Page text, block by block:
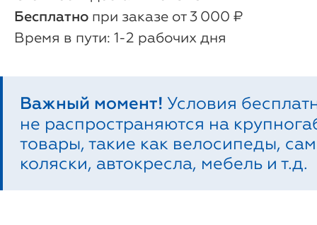
Бесплатно при заказе от 3 000 ₽
1-2 рабочих дня
Важный момент! Условия
не распространяются на
товары, такие как велосипеды,
коляски, автокресла, мебель и т.д.